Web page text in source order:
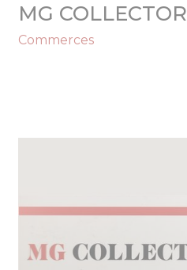
MG COLLECTOR
Commerces